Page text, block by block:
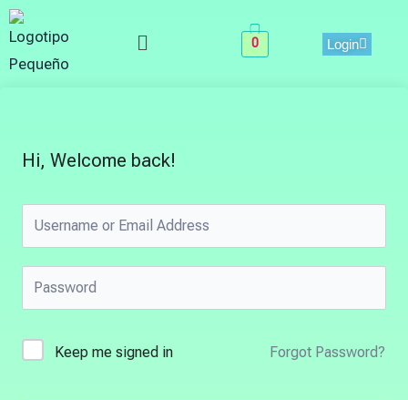
Skip
to
content
Menu 0 Login
Hi, Welcome back!
Keep me signed in Forgot Password?